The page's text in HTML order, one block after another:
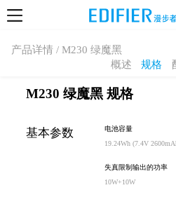
产品详情 / M230 绿魔黑
概述
规格
M230 绿魔黑 规格
基本参数
电池容量
19.24Wh (7.4V
失真限制输出的功率
10W+10W